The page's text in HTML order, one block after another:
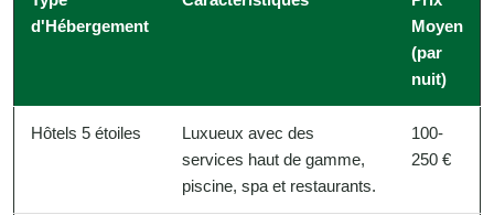
d'Hébergement
Moyen
(par
nuit)
Hôtels 5 étoiles
Luxueux avec des
services haut de gamme,
piscine, spa et restaurants.
100-
250 €